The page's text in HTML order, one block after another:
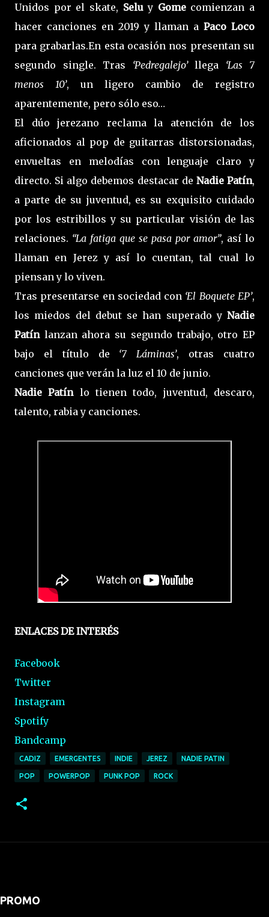
Unidos por el skate, Seluy Gome comienzan a
hacer canciones en 2019 y llaman a Paco Loco
para grabarlas.En esta ocasión nos presentan su
segundo single. Tras ‘Pedregalejo’llega ‘Las 7
menos 10’, un ligero cambio de registro
aparentemente, pero sólo eso…
El dúo jerezano reclama la atención de los
aficionados al pop de guitarras distorsionadas,
envueltas en melodías con lenguaje claro y
directo. Si algo debemos destacar de Nadie Patín,
a parte de su juventud, es su exquisito cuidado
por los estribillos y su particular visión de las
relaciones. “La fatiga que se pasa por amor”, así lo
llaman en Jerez y así lo cuentan, tal cual lo
piensan y lo viven.
Tras presentarse en sociedad con ‘El Boquete EP’,
los miedos del debut se han superado y Nadie
Patínlanzan ahora su segundo trabajo, otro EP
bajo el título de ‘7 Láminas’, otras cuatro
canciones que verán la luz el 10 de junio.
Nadie Patínlo tienen todo, juventud, descaro,
talento, rabia y canciones.
ENLACES DE INTERÉS
Facebook
Twitter
Instagram
Spotify
Bandcamp
CADIZ EMERGENTES INDIE JEREZ NADIE PATIN
POP POWERPOP PUNK POP ROCK
PROMO